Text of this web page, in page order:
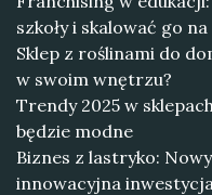
szkoły i skalować go na
Sklep z roślinami do
w swoim wnętrzu?
Trendy 2025 w
będzie modne
Biznes z lastryko:
innowacyjna